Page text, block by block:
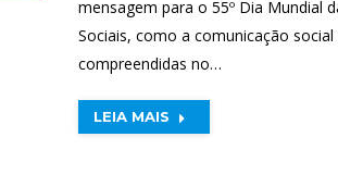
mensagem para o 55º Dia Mundial
Sociais, como a comunicação
compreendidas no…
LEIA MAIS